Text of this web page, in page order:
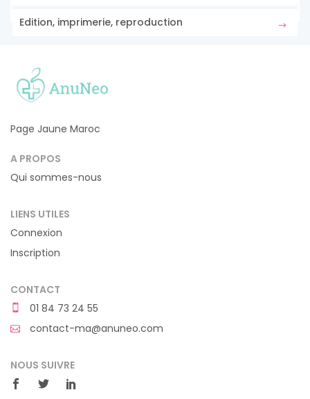
Edition, imprimerie, reproduction
Page Jaune Maroc
A PROPOS
Qui sommes-nous
LIENS UTILES
Connexion
Inscription
CONTACT
01 84 73 24 55
contact-ma@anuneo.com
NOUS SUIVRE